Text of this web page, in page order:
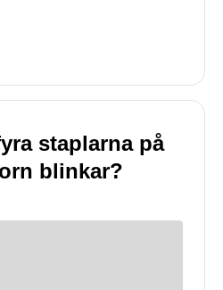
staplarna på
blinkar?